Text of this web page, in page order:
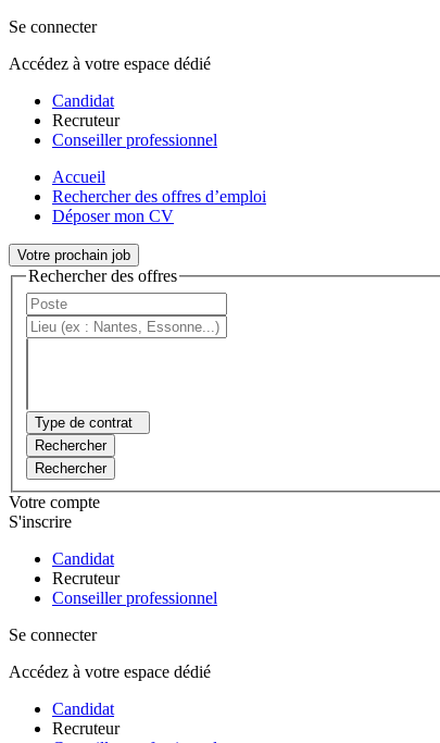
Se connecter
Accédez à votre espace dédié
Candidat
Recruteur
Conseiller professionnel
Accueil
Rechercher des offres d’emploi
Déposer mon CV
Votre prochain job
Rechercher des offres
Type de contrat
Rechercher
Rechercher
Votre compte
S'inscrire
Candidat
Recruteur
Conseiller professionnel
Se connecter
Accédez à votre espace dédié
Candidat
Recruteur